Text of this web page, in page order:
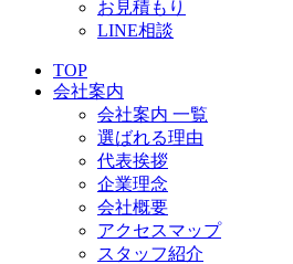
お見積もり
LINE相談
TOP
会社案内
会社案内 一覧
選ばれる理由
代表挨拶
企業理念
会社概要
アクセスマップ
スタッフ紹介